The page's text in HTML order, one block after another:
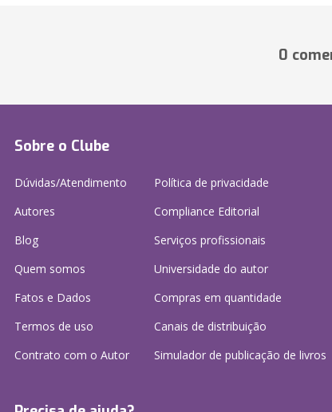
0
Sobre o Clube
Dúvidas/Atendimento
Autores
Blog
Quem somos
Fatos e Dados
Termos de uso
Contrato com o Autor
Política de privacidade
Compliance Editorial
Serviços profissionais
Universidade do autor
Compras em quantidade
Canais de distribuição
Simulador de publicação de livros